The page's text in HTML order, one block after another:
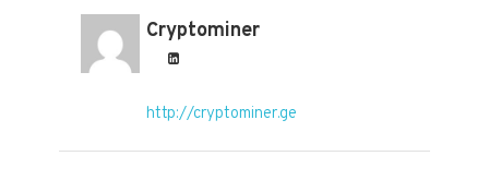
Cryptominer
http://cryptominer.ge